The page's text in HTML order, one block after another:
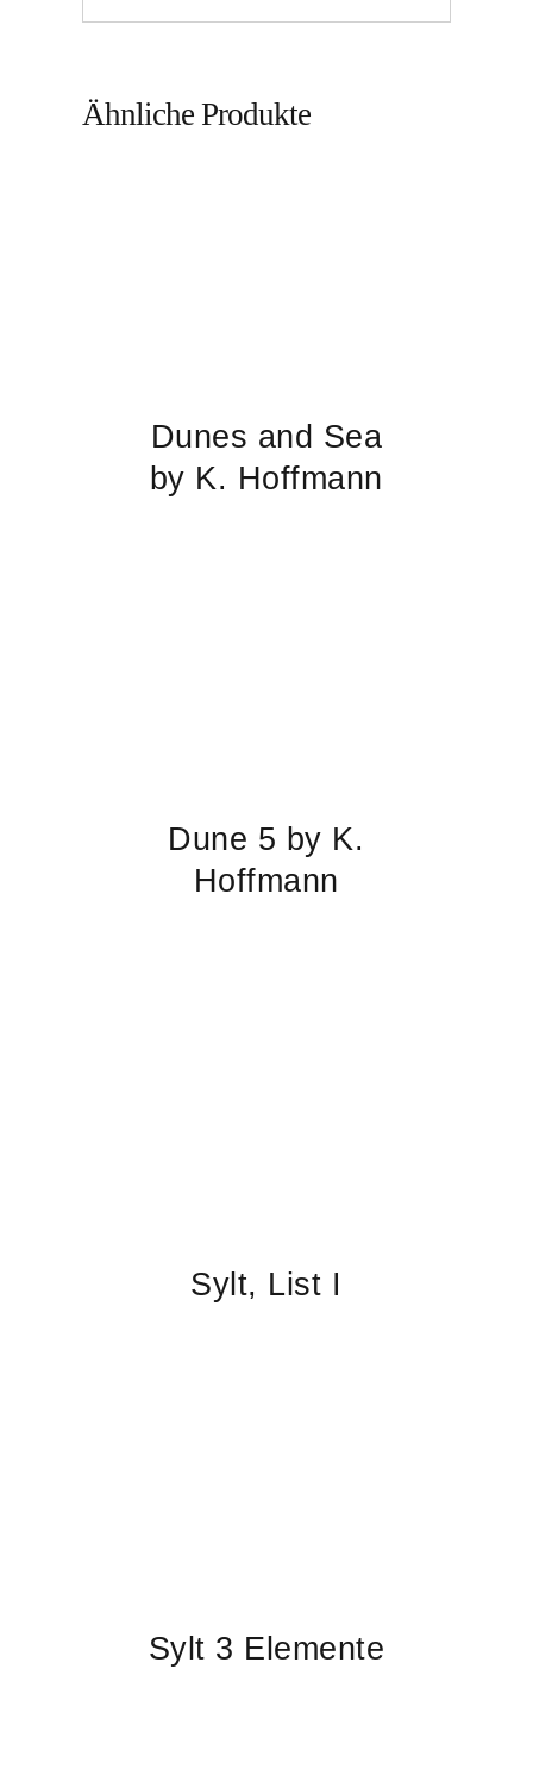
Ähnliche Produkte
Dunes and Sea
by K. Hoffmann
Dune 5 by K.
Hoffmann
Sylt, List I
Sylt 3 Elemente